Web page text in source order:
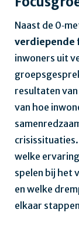
Naast de
verdiepende
inwoners uit
resultaten
van hoe
welke
spelen bij het
en welke
elkaar